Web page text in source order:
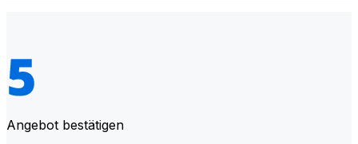
Angebot bestätigen